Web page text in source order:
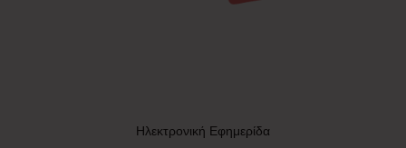
Ηλεκτρονική Εφημερίδα